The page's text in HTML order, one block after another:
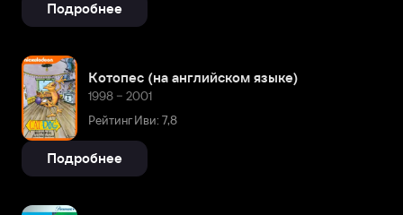
Подробнее
Котопес (на английском языке)
1998 – 2001
Рейтинг Иви: 7,8
Подробнее